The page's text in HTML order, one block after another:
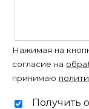
Нажимая на
согласие на
принимаю
Получить